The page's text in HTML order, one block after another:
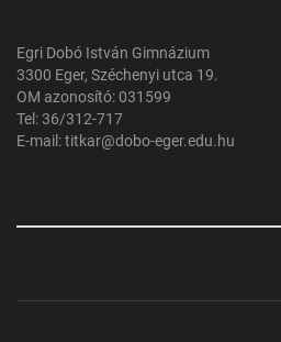
Egri Dobó István Gimnázium
3300 Eger, Széchenyi utca 19.
OM azonosító: 031599
Tel: 36/312-717
E-mail: titkar@dobo-eger.edu.hu